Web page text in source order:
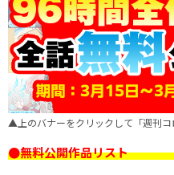
▲上のバナーをクリックして「週刊コ
●無料公開作品リスト